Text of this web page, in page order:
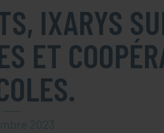
IXARYS
ET
2023